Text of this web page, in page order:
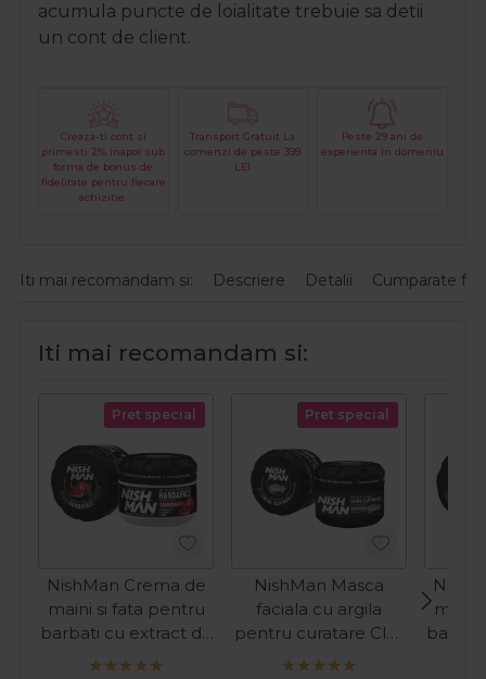
acumula puncte de loialitate trebuie sa detii
un cont de client.
Creaza-ti cont si
primesti 2% inapoi sub
forma de bonus de
fidelitate pentru fiecare
achizitie.
Transport Gratuit La
comenzi de peste 399
LEI
Peste 29 ani de
experienta in domeniu
Iti mai recomandam si: Descriere Detalii Cumparate
Iti mai recomandam si:
Pret special
NishMan Crema de
maini si fata pentru
barbati cu extract de
rodie 300ml
Pret special
NishMan Masca
faciala cu argila
pentru curatare Clay
Mask 450g
maini